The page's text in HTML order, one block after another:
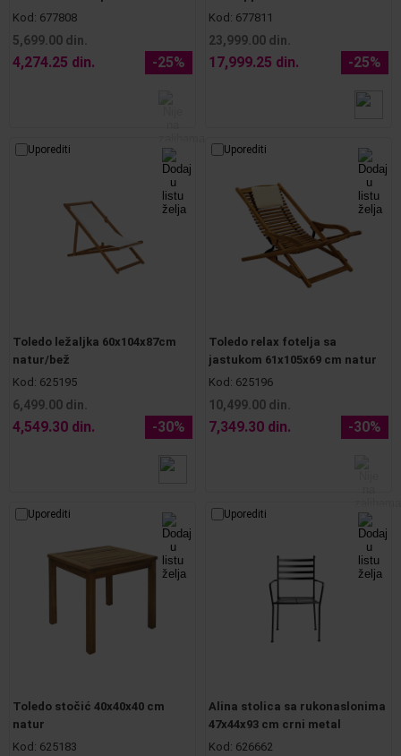
Kod: 677808
5,699.00 din.
4,274.25 din. -25%
Kod: 677811
23,999.00 din.
17,999.25 din. -25%
Uporediti
Toledo ležaljka 60x104x87cm
natur/bež
Kod: 625195
6,499.00 din.
4,549.30 din. -30%
Uporediti
Toledo relax fotelja sa
jastukom 61x105x69 cm natur
Kod: 625196
10,499.00 din.
7,349.30 din. -30%
Uporediti
Toledo stočić 40x40x40 cm
natur
Kod: 625183
Uporediti
Alina stolica sa rukonaslonima
47x44x93 cm crni metal
Kod: 626662